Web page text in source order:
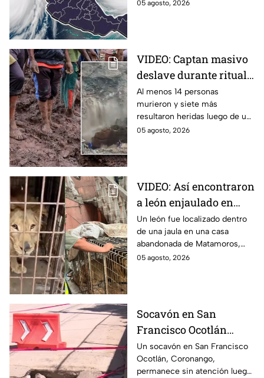
representan?
05 agosto, 2026
VIDEO: Captan masivo
deslave durante ritual
religioso; dejó 23
peregrinos sin vida en
monasterio de Etiopía
Al menos 14 personas
murieron y siete más
resultaron heridas luego de un
deslave durante un ritual
05 agosto, 2026
VIDEO: Así encontraron
a león enjaulado en
casa abandonada en
Matamoros,
Tamaulipas
Un león fue localizado dentro
de una jaula en una casa
abandonada de Matamoros,
Tamaulipas. El hallazgo
05 agosto, 2026
Socavón en San
Francisco Ocotlán
permanece abierto tras
lluvias
Un socavón en San Francisco
Ocotlán, Coronango,
permanece sin atención luego